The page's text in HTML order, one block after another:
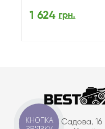
1 624 грн.
вул. Садова, 16
КНОПКА